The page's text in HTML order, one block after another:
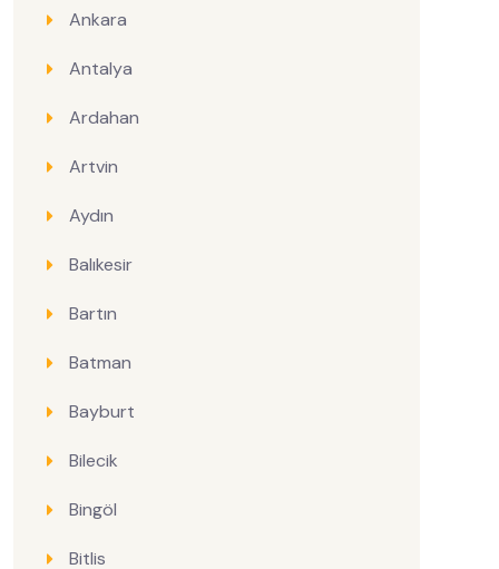
Ankara
Antalya
Ardahan
Artvin
Aydın
Balıkesir
Bartın
Batman
Bayburt
Bilecik
Bingöl
Bitlis